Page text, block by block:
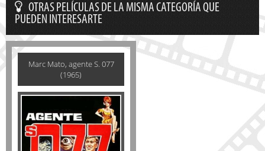
OTRAS PELÍCULAS DE LA MISMA CATEGORÍA QUE
PUEDEN INTERESARTE
Marc Mato, agente S. 077
(1965)